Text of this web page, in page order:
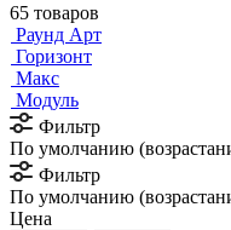
65 товаров
Раунд Арт
Горизонт
Макс
Модуль
Фильтр
По умолчанию
Фильтр
По умолчанию
Цена